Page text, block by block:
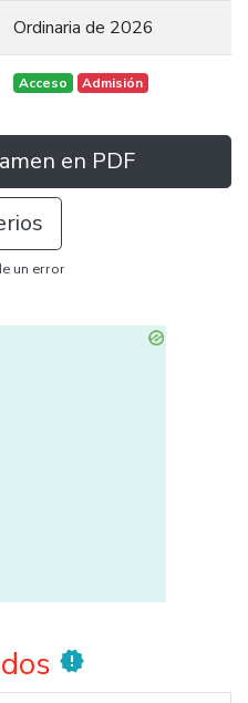
Ordinaria de 2026
Acceso Admisión
en PDF
un error
new_releases